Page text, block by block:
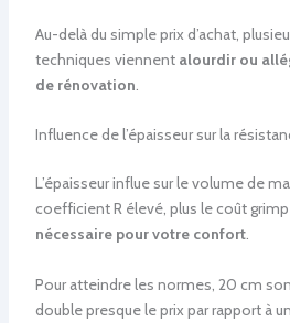
Au-delà du simple prix d’achat,
techniques viennent alourdir ou
de rénovation.
Influence de l’épaisseur sur la
L’épaisseur influe sur le volume de
coefficient R élevé, plus le coût
nécessaire pour votre confort.
Pour atteindre les normes, 20 cm
double presque le prix par rapport à